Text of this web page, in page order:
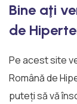
Bine aţi
de
Pe acest site
Română de
puteţi să vă